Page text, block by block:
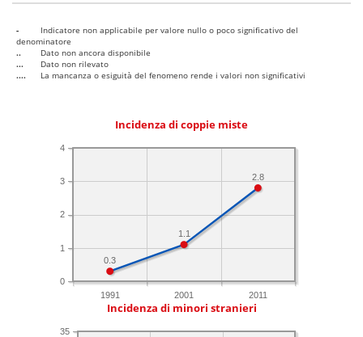
-
Indicatore non applicabile per valore nullo o poco significativo del
denominatore
..
Dato non ancora disponibile
...
Dato non rilevato
....
La mancanza o esiguità del fenomeno rende i valori non significativi
Incidenza di coppie miste
1991 2001 2011
0
1
2
3
4
2.8
1.1
0.3
Incidenza di minori stranieri
35